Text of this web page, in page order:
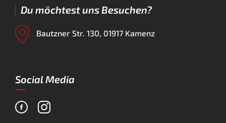
Du möchtest uns Besuchen?
Bautzner Str. 130, 01917 Kamenz
Social Media